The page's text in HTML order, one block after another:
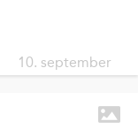
10. september